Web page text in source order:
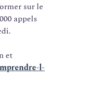
sur le
appels
et
l-